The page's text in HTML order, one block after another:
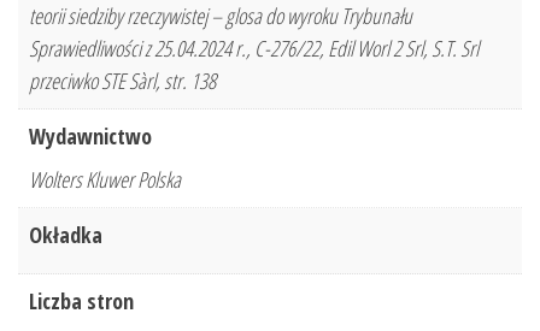
teorii siedziby rzeczywistej – glosa do wyroku Trybunału
Sprawiedliwości z 25.04.2024 r., C-276/22, Edil Worl 2 Srl, S.T. Srl
przeciwko STE Sàrl, str. 138
Wydawnictwo
Wolters Kluwer Polska
Okładka
Liczba stron